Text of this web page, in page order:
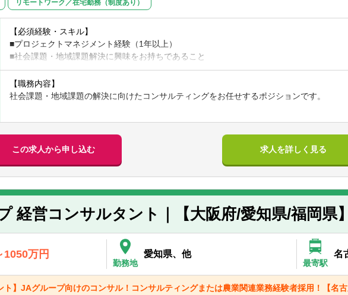
■技術士（上下水道部門）
【求める人物像】
＜スタッフ＞
■当領域に強くコミットし、自走できること
＜シニアスタッフ＞
■技術的知見をお持ちであり、その上で、経営的知見をお持ちである、もしくは、経営的
■当領域に精通し、幅広い知見をお持ちであること
■技術的知見、経営的知見双方をお持ちで、独力で提案活動を実施できること
■有限責任監査法人トーマツでは、上下水道事業を含む地方公営企業の経営戦略の改定支援
連携）の導入支援、新技術の導入支援等の経営改善・経営の抜本的な改革に関する様々な
道インフラの維持・運営は国や地方の喫緊の課題であり、その課題解決に取り組んでいま
事務を変革する専門家集団による会計事務のアウトソーシングサービスもローンチするな
■監査法人に属するパブリックセクター・ヘルスケア事業部で社会課題・地域課題の解決
しています。この前提として、「監査法人」には監査業務があり、監査業務を通じて、「
むために必要な基盤を構築しています
■「客観性」「クライアント内部の理解」が必要となる監査業務が中長期での課題解決に取
題が解決されるまで中長期にわたりクライアントに寄り添うことができます
■アドバイザリー業務の専従者は、同事業部の約30%を占めています。所属するメンバー
者、地方自治体出身者、コンサルティング会社出身者、ITベンダー出身者、金融機関出身
リモートワーク／在宅勤務（制度あり）
【必須経験・スキル】
■プロジェクトマネジメント経験（1年以上）
■社会課題・地域課題解決に興味をお持ちであること
■出張に抵抗のないこと
・一定頻度で出張が発生します。頻度は個々人で大きなばらつきがあり、目安のご案内を
・自身の所属事務所エリア外の出張も発生します。
■経営企画、事業企画領域の経験（5年以上） かつ 公的機関、非営利組織等での実務経験（
【歓迎経験・スキル】
■上記「主たるクライアント」に対するアドバイザリー/コンサルティング経験
■上記「主たるクライアント」の内部者の立場での、外部コンサルタントマネジメント経験
【職務内容】
社会課題・地域課題の解決に向けたコンサルティングをお任せするポジションです。
【具体的には】
■社会課題・地域課題の解決に向けたコンサルティング
・課題の特定、仮説の設定・検証、情報収集・分析、資料作成
■会計・内部統制構築（財務・非財務開示関係含む）
■経営戦略策定
■経営管理体制構築
■財務戦略策定
■組織活性化（人事制度策定、人材育成等）
■公共施設等固定資産マネジメント
■BPR（業務改革含む）・DX
■コンソーシアム組成、官民連携、産学連携等のPMOやオペレーション構築
この求人から申し込む 求人を詳しく見る
経営コンサルタント｜【大阪府/愛知県/福岡県】
1050万円
勤務地
愛知県、他
最寄駅
名
ト】JAグループ向けのコンサル！コンサルティングまたは農業関連業務経験者採用！【名古